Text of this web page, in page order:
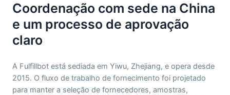
Coordenação com sede na China
e um processo de aprovação
claro
A Fulfillbot está sediada em Yiwu, Zhejiang, e opera desde
2015. O fluxo de trabalho de fornecimento foi projetado
para manter a seleção de fornecedores, amostras,